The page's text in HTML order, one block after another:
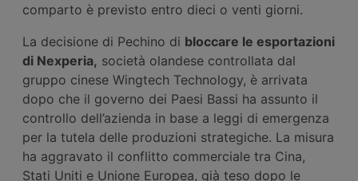
comparto è previsto entro dieci o venti giorni.
La decisione di Pechino di bloccare le esportazioni
di Nexperia, società olandese controllata dal
gruppo cinese Wingtech Technology, è arrivata
dopo che il governo dei Paesi Bassi ha assunto il
controllo dell’azienda in base a leggi di emergenza
per la tutela delle produzioni strategiche. La misura
ha aggravato il conflitto commerciale tra Cina,
Stati Uniti e Unione Europea, già teso dopo le